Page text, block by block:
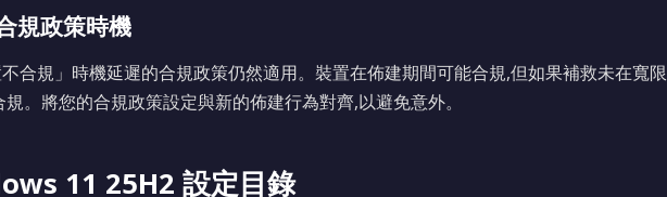
規政策時機
合規」時機延遲的合規政策仍然適用。裝置在佈建期間可能合規,但如果補救未在寬限
。將您的合規政策設定與新的佈建行為對齊,以避免意外。
11 25H2 設定目錄